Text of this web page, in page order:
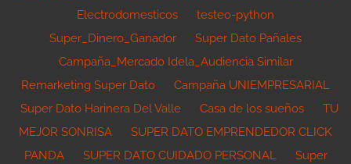
Electrodomesticos
testeo-python
Super_Dinero_Ganador
Super Dato Pañales
Campaña_Mercado Idela_Audiencia Similar
Remarketing Super Dato
Campaña UNIEMPRESARIAL
Super Dato Harinera Del Valle
Casa de los sueños
TU
MEJOR SONRISA
SUPER DATO EMPRENDEDOR CLICK
PANDA
SUPER DATO CUIDADO PERSONAL
Super